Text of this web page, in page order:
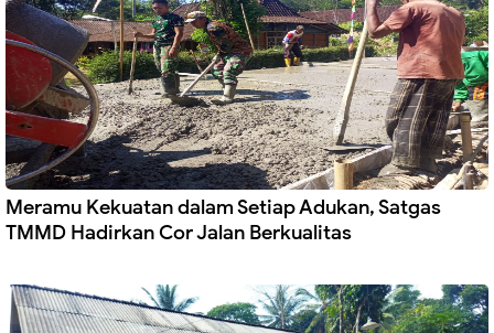
Meramu Kekuatan dalam Setiap Adukan, Satgas
TMMD Hadirkan Cor Jalan Berkualitas